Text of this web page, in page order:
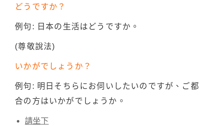
どうですか？
例句: 日本の生活はどうですか。
(尊敬說法)
いかがでしょうか？
例句: 明日そちらにお伺いしたいのですが、ご都
合の方はいかがでしょうか。
請坐下